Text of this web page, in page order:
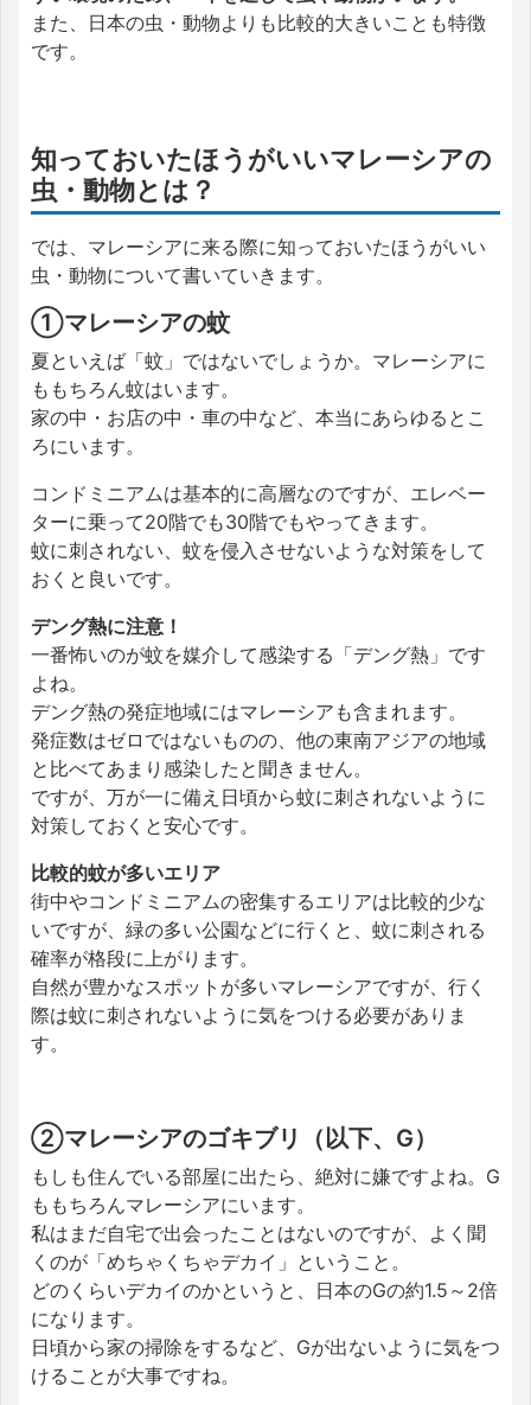
また、日本の虫・動物よりも比較的大きいことも特徴
です。
知っておいたほうがいいマレーシアの
虫・動物とは？
では、マレーシアに来る際に知っておいたほうがいい
虫・動物について書いていきます。
①マレーシアの蚊
夏といえば「蚊」ではないでしょうか。マレーシアに
ももちろん蚊はいます。
家の中・お店の中・車の中など、本当にあらゆるとこ
ろにいます。
コンドミニアムは基本的に高層なのですが、エレベー
ターに乗って20階でも30階でもやってきます。
蚊に刺されない、蚊を侵入させないような対策をして
おくと良いです。
デング熱に注意！
一番怖いのが蚊を媒介して感染する「デング熱」です
よね。
デング熱の発症地域にはマレーシアも含まれます。
発症数はゼロではないものの、他の東南アジアの地域
と比べてあまり感染したと聞きません。
ですが、万が一に備え日頃から蚊に刺されないように
対策しておくと安心です。
比較的蚊が多いエリア
街中やコンドミニアムの密集するエリアは比較的少な
いですが、緑の多い公園などに行くと、蚊に刺される
確率が格段に上がります。
自然が豊かなスポットが多いマレーシアですが、行く
際は蚊に刺されないように気をつける必要がありま
す。
②マレーシアのゴキブリ（以下、G）
もしも住んでいる部屋に出たら、絶対に嫌ですよね。G
ももちろんマレーシアにいます。
私はまだ自宅で出会ったことはないのですが、よく聞
くのが「めちゃくちゃデカイ」ということ。
どのくらいデカイのかというと、日本のGの約1.5～2倍
になります。
日頃から家の掃除をするなど、Gが出ないように気をつ
けることが大事ですね。